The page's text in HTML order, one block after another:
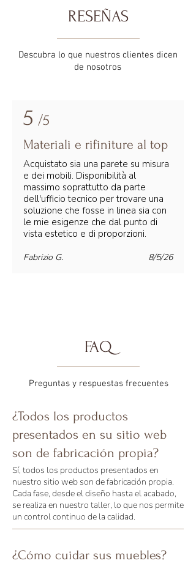
RESEÑAS
Descubra lo que nuestros clientes dicen
de nosotros
5 /5
Materiali e rifiniture al top
Acquistato sia una parete su misura
e dei mobili. Disponibilità al
massimo soprattutto da parte
dell'ufficio tecnico per trovare una
soluzione che fosse in linea sia con
le mie esigenze che dal punto di
vista estetico e di proporzioni.
8/5/26
Fabrizio G.
FAQ
Preguntas y respuestas frecuentes
¿Todos los productos
presentados en su sitio web
son de fabricación propia?
Sí, todos los productos presentados en
nuestro sitio web son de fabricación propia.
Cada fase, desde el diseño hasta el acabado,
se realiza en nuestro taller, lo que nos permite
un control continuo de la calidad.
¿Cómo cuidar sus muebles?